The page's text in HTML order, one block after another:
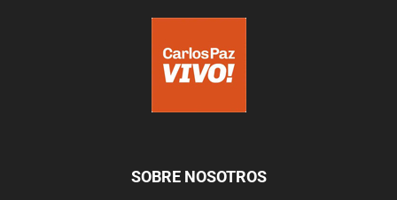
SOBRE NOSOTROS